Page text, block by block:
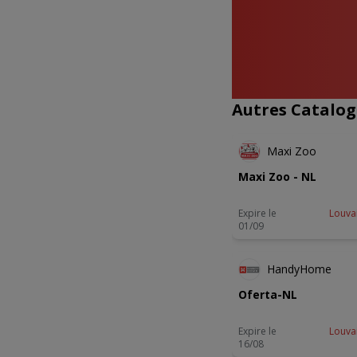
Autres NOUVEAU
Maxi Zoo
Maxi Zoo - NL
Expire le
01/09
HandyHome
Oferta-NL
Expire le
16/08